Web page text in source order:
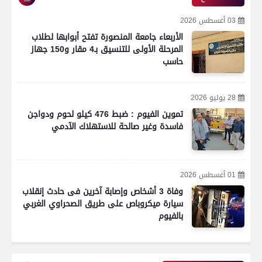
03 أغسطس 2026
الأربعاء جامعة المنصورة تفتح أبوابها لطلاب
المرحلة الأولى للتنسيق بـ4 مقار و150 جهاز
حاسب
28 يوليو 2026
تموين الفيوم : ضبط 476 كيلو لحوم ودواجن
فاسدة وغير صالحة للاستهلاك الآدمي
01 أغسطس 2026
وفاة 3 أشخاص وإصابة آخرين فى حادث إنقلاب
سيارة ميكروباص على طريق الصحراوي الغربي
بالفيوم